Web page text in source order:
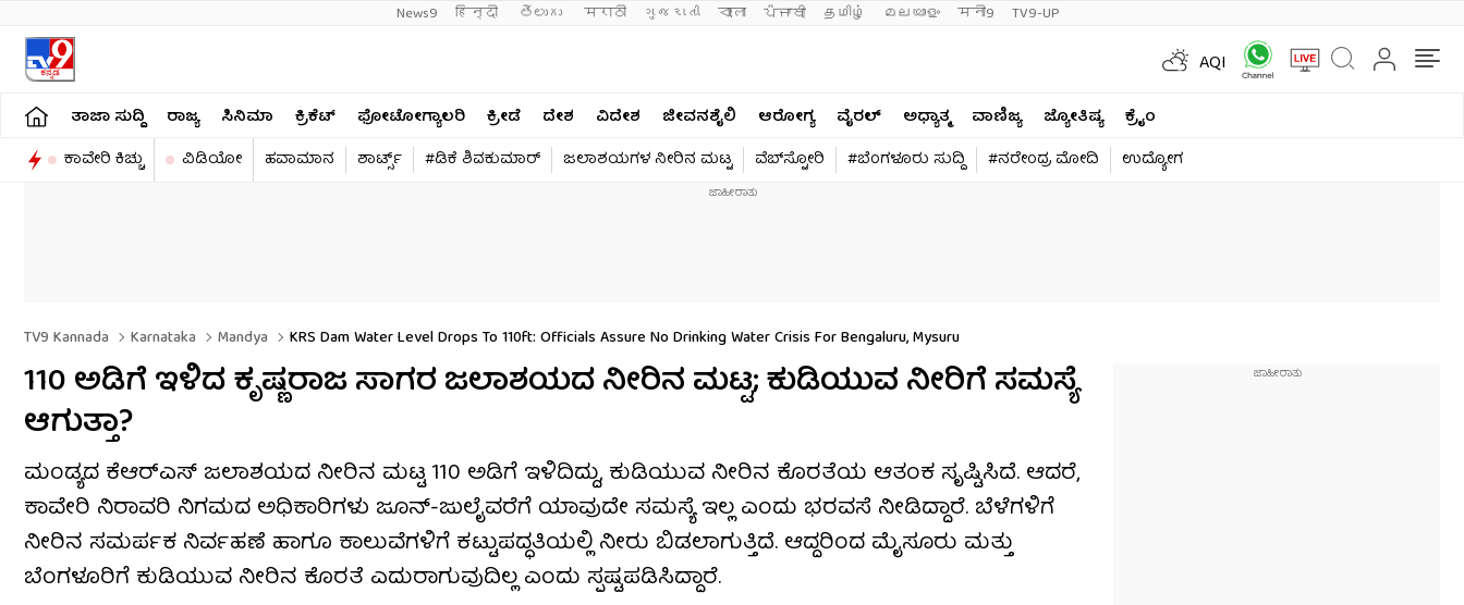
News9 हिन्दी తెలుగు मराठी ગુજરાતી বাংলা ਪੰਜਾਬੀ தமிழ் മലയാളം मनी9 TV9-UP
AQI
ತಾಜಾ ಸುದ್ದಿ ರಾಜ್ಯ ಸಿನಿಮಾ ಕ್ರಿಕೆಟ್​ ಫೋಟೋಗ್ಯಾಲರಿ ಕ್ರೀಡೆ ದೇಶ ವಿದೇಶ ಜೀವನಶೈಲಿ ಆರೋಗ್ಯ ವೈರಲ್​ ಅಧ್ಯಾತ್ಮ ವಾಣಿಜ್ಯ ಜ್ಯೋತಿಷ್ಯ
ಕ್ರೈಂ
ಕಾವೇರಿ ಕಿಚ್ಚು
ವಿಡಿಯೋ ಹವಾಮಾನ ಶಾರ್ಟ್ಸ್​ #ಡಿಕೆ ಶಿವಕುಮಾರ್​ ಜಲಾಶಯಗಳ ನೀರಿನ ಮಟ್ಟ ವೆಬ್​ಸ್ಟೋರಿ #ಬೆಂಗಳೂರು ಸುದ್ದಿ #ನರೇಂದ್ರ ಮೋದಿ ಉದ್ಯೋಗ
TV9 Kannada Karnataka Mandya KRS Dam Water Level Drops To 110ft: Officials Assure No Drinking Water Crisis For Bengaluru, Mysuru
110 ಅಡಿಗೆ ಇಳಿದ ಕೃಷ್ಣರಾಜ ಸಾಗರ ಜಲಾಶಯದ ನೀರಿನ ಮಟ್ಟ; ಕುಡಿಯುವ ನೀರಿಗೆ ಸಮಸ್ಯೆ
ಆಗುತ್ತಾ?
ಮಂಡ್ಯದ ಕೆಆರ್‌ಎಸ್ ಜಲಾಶಯದ ನೀರಿನ ಮಟ್ಟ 110 ಅಡಿಗೆ ಇಳಿದಿದ್ದು, ಕುಡಿಯುವ ನೀರಿನ ಕೊರತೆಯ ಆತಂಕ ಸೃಷ್ಟಿಸಿದೆ. ಆದರೆ,
ಕಾವೇರಿ ನಿರಾವರಿ ನಿಗಮದ ಅಧಿಕಾರಿಗಳು ಜೂನ್-ಜುಲೈವರೆಗೆ ಯಾವುದೇ ಸಮಸ್ಯೆ ಇಲ್ಲ ಎಂದು ಭರವಸೆ ನೀಡಿದ್ದಾರೆ. ಬೆಳೆಗಳಿಗೆ
ನೀರಿನ ಸಮರ್ಪಕ ನಿರ್ವಹಣೆ ಹಾಗೂ ಕಾಲುವೆಗಳಿಗೆ ಕಟ್ಟುಪದ್ಧತಿಯಲ್ಲಿ ನೀರು ಬಿಡಲಾಗುತ್ತಿದೆ. ಆದ್ದರಿಂದ ಮೈಸೂರು ಮತ್ತು
ಬೆಂಗಳೂರಿಗೆ ಕುಡಿಯುವ ನೀರಿನ ಕೊರತೆ ಎದುರಾಗುವುದಿಲ್ಲ ಎಂದು ಸ್ಪಷ್ಟಪಡಿಸಿದ್ದಾರೆ.